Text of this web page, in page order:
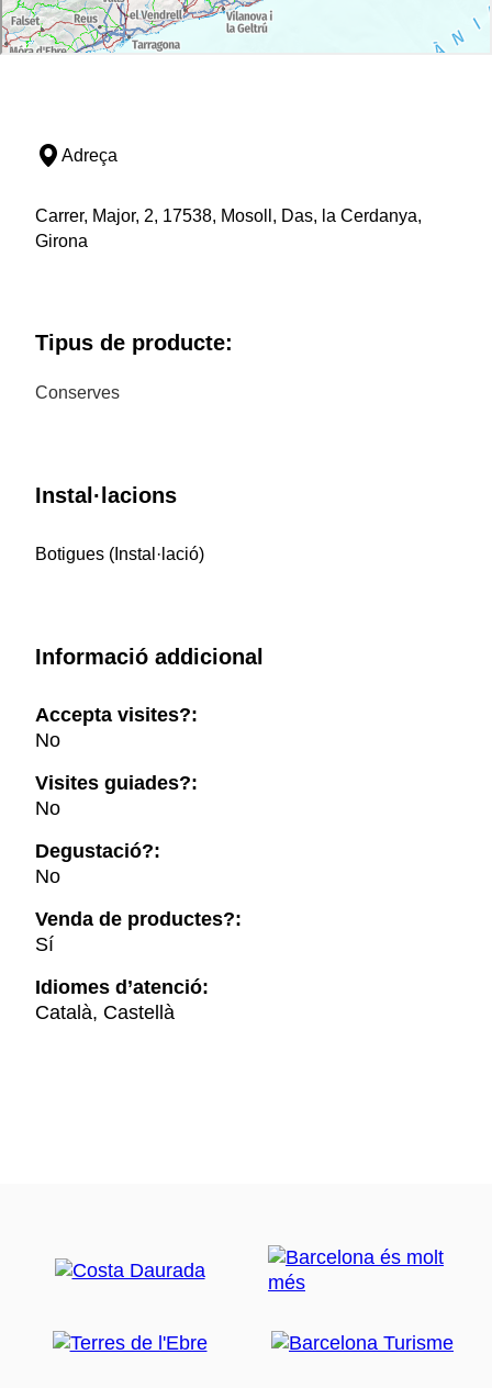
Adreça
Carrer, Major, 2, 17538, Mosoll, Das, la Cerdanya,
Girona
Tipus de producte:
Conserves
Instal·lacions
Botigues (Instal·lació)
Informació addicional
Accepta visites?:
No
Visites guiades?:
No
Degustació?:
No
Venda de productes?:
Sí
Idiomes d’atenció:
Català, Castellà